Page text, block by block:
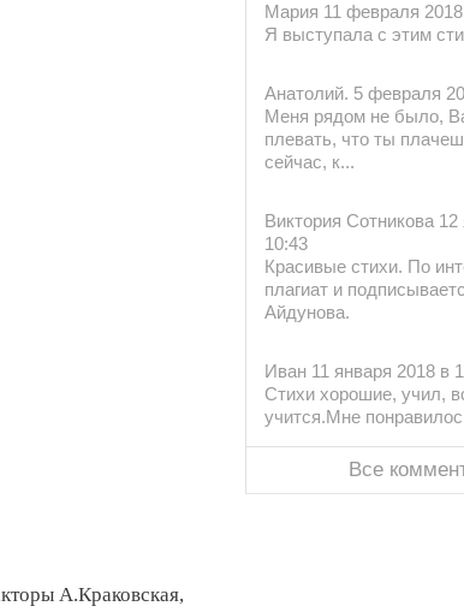
А.Краковская,
Мария 11 февраля
Я выступала с этим
Анатолий. 5 февраля
Меня рядом не было,
плевать, что ты
сейчас, к...
Виктория Сотникова
10:43
Красивые стихи. По
плагиат и
Айдунова.
Иван 11 января 2018 в
Стихи хорошие, учил,
учится.Мне
Все